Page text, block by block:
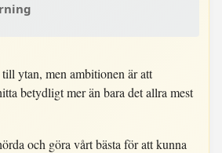
ytan, men ambitionen är att
betydligt mer än bara det allra mest
och göra vårt bästa för att kunna